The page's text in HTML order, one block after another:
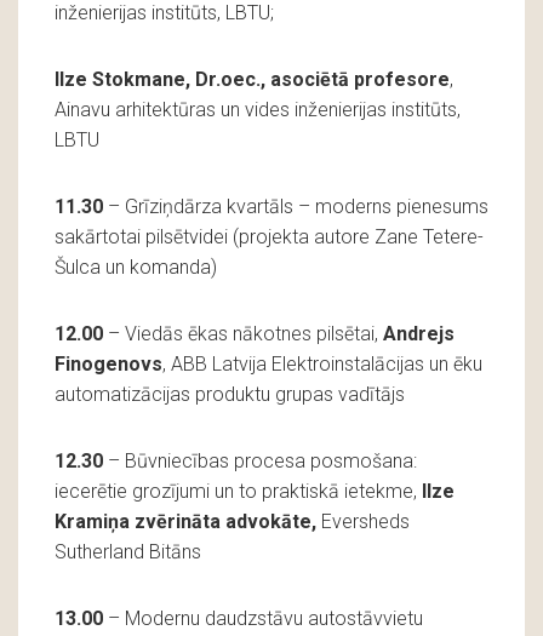
inženierijas institūts, LBTU;
Ilze Stokmane, Dr.oec., asociētā profesore,
Ainavu arhitektūras un vides inženierijas institūts,
LBTU
11.30 – Grīziņdārza kvartāls – moderns pienesums
sakārtotai pilsētvidei (projekta autore Zane Tetere-
Šulca un komanda)
12.00 – Viedās ēkas nākotnes pilsētai, Andrejs
Finogenovs, ABB Latvija Elektroinstalācijas un ēku
automatizācijas produktu grupas vadītājs
12.30 – Būvniecības procesa posmošana:
iecerētie grozījumi un to praktiskā ietekme, Ilze
Kramiņa zvērināta advokāte, Eversheds
Sutherland Bitāns
13.00 – Modernu daudzstāvu autostāvvietu